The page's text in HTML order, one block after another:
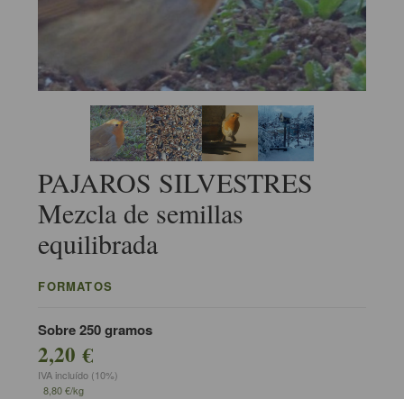
PAJAROS SILVESTRES
Mezcla de semillas
equilibrada
FORMATOS
Sobre 250 gramos
2,20 €
IVA incluído (10%)
8,80 €/kg